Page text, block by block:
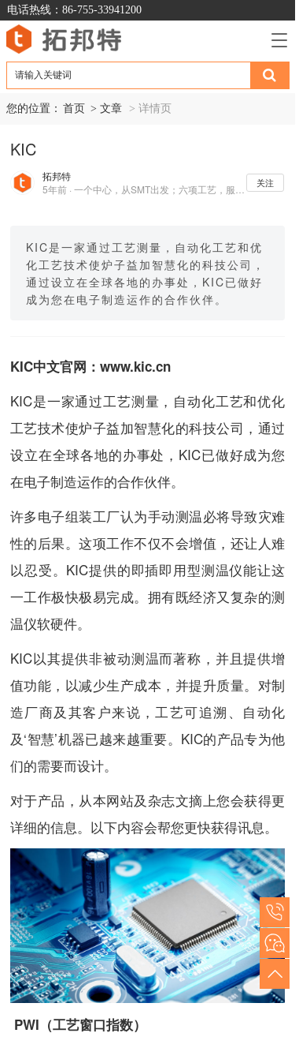
T
g
电话热线：86-755-33941200
您的位置： 首页 > 详情页
KIC
拓邦特
关注
KIC是一家通过工艺测量，自动化工艺和优
化工艺技术使炉子益加智慧化的科技公司，
通过设立在全球各地的办事处，KIC已做好
成为您在电子制造运作的合作伙伴。
KIC中文官网： www.kic.cn
KIC是一家通过工艺测量，自动化工艺和优化
工艺技术使炉子益加智慧化的科技公司，通过
设立在全球各地的办事处，KIC已做好成为您
在电子制造运作的合作伙伴。
许多电子组装工厂认为手动测温必将导致灾难
性的后果。这项工作不仅不会增值，还让人难
以忍受。KIC提供的即插即用型测温仪能让这
一工作极快极易完成。拥有既经济又复杂的测
温仪软硬件。
KIC以其提供非被动测温而著称，并且提供增
值功能，以减少生产成本，并提升质量。对制
造厂商及其客户来说，工艺可追溯、自动化
及‘智慧’机器已越来越重要。KIC的产品专为他
们的需要而设计。
对于产品，从本网站及杂志文摘上您会获得更
详细的信息。以下内容会帮您更快获得讯息。
PWI（工艺窗口指数）